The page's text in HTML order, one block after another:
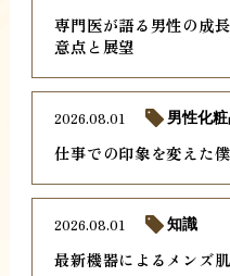
専門医が語る男性の成
意点と展望
仕事での印象を変えた
2026.08.01 男性化
最新機器によるメンズ
2026.08.01 知識